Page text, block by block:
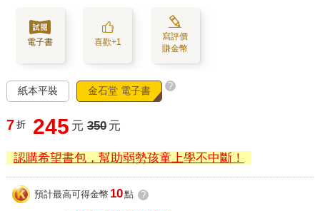
電子書 喜歡+1
寫評價
賺金幣
紙本平裝 金石堂 電子書 ?
7 折 245 元 350 元
認購希望書包，幫助弱勢孩童上學不中斷！
預計最高可得金幣 10點 ?